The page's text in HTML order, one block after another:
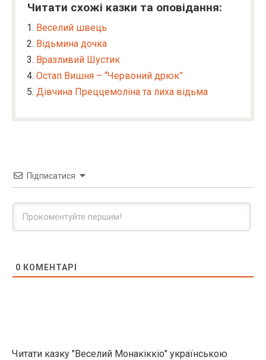
Читати схожі казки та оповідання:
Веселий швець
Відьмина дочка
Вразливий Шустик
Остап Вишня – “Червоний дрюк”
Дівчина Преццемоліна та лиха відьма
Підписатися
0 КОМЕНТАРІ
Читати казку "Веселий Монакіккіо" українською